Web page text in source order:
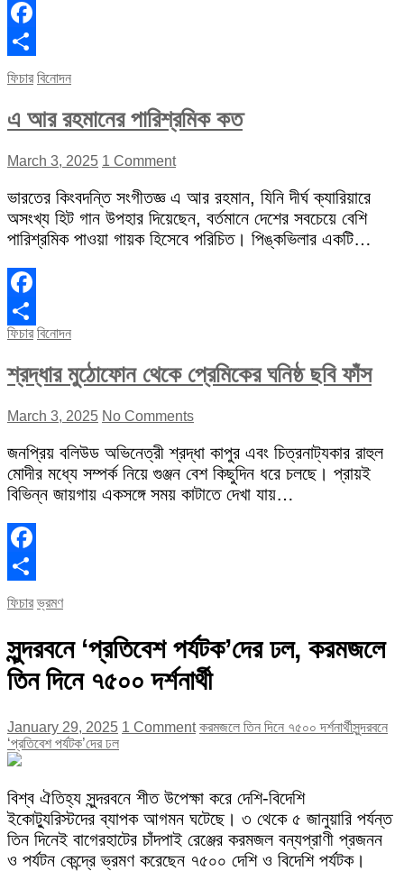
Facebook
Share
ফিচার বিনোদন
এ আর রহমানের পারিশ্রমিক কত
March 3, 2025 1 Comment
ভারতের কিংবদন্তি সংগীতজ্ঞ এ আর রহমান, যিনি দীর্ঘ ক্যারিয়ারে
অসংখ্য হিট গান উপহার দিয়েছেন, বর্তমানে দেশের সবচেয়ে বেশি
পারিশ্রমিক পাওয়া গায়ক হিসেবে পরিচিত। পিঙ্কভিলার একটি…
Facebook
Share
ফিচার বিনোদন
শ্রদ্ধার মুঠোফোন থেকে প্রেমিকের ঘনিষ্ঠ ছবি ফাঁস
March 3, 2025 No Comments
জনপ্রিয় বলিউড অভিনেত্রী শ্রদ্ধা কাপুর এবং চিত্রনাট্যকার রাহুল
মোদীর মধ্যে সম্পর্ক নিয়ে গুঞ্জন বেশ কিছুদিন ধরে চলছে। প্রায়ই
বিভিন্ন জায়গায় একসঙ্গে সময় কাটাতে দেখা যায়…
Facebook
Share
ফিচার ভ্রমণ
সুন্দরবনে ‘প্রতিবেশ পর্যটক’দের ঢল, করমজলে
তিন দিনে ৭৫০০ দর্শনার্থী
January 29, 2025 1 Comment করমজলে তিন দিনে ৭৫০০ দর্শনার্থীসুন্দরবনে
‘প্রতিবেশ পর্যটক’দের ঢল
বিশ্ব ঐতিহ্য সুন্দরবনে শীত উপেক্ষা করে দেশি-বিদেশি
ইকোট্যুরিস্টদের ব্যাপক আগমন ঘটেছে। ৩ থেকে ৫ জানুয়ারি পর্যন্ত
তিন দিনেই বাগেরহাটের চাঁদপাই রেঞ্জের করমজল বন্যপ্রাণী প্রজনন
ও পর্যটন কেন্দ্রে ভ্রমণ করেছেন ৭৫০০ দেশি ও বিদেশি পর্যটক।